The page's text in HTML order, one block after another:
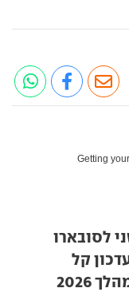
Getting your
לסובארו
קל
2026